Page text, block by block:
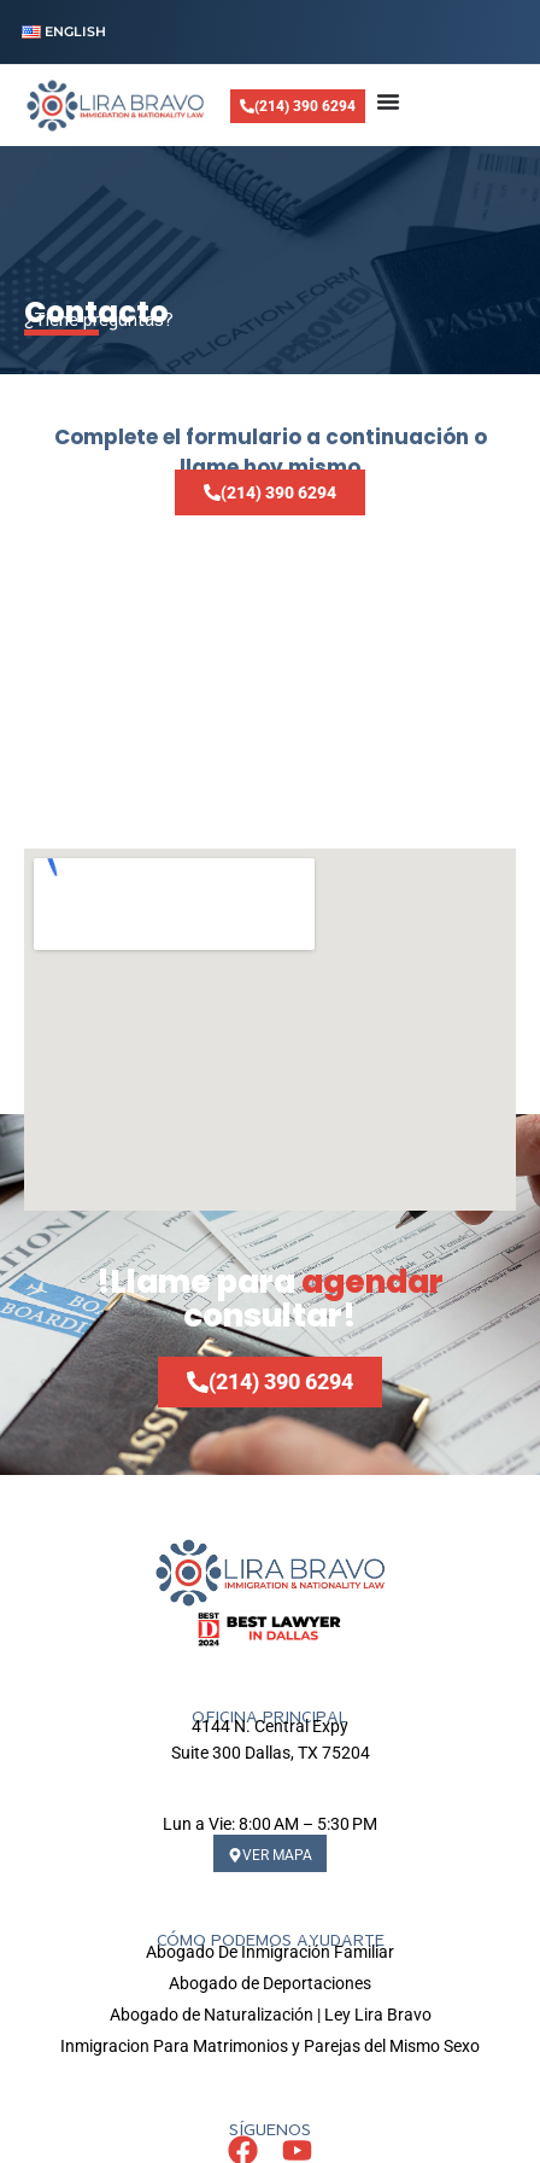
ENGLISH
(214) 390 6294
Contacto
¿Tiene preguntas?
Complete el formulario a continuación o
llame hoy mismo
(214) 390 6294
!Llame paraagendar
consultar!
(214) 390 6294
OFICINA PRINCIPAL
4144 N. Central Expy
Suite 300 Dallas, TX 75204
Lun a Vie: 8:00 AM – 5:30 PM
VER MAPA
CÓMO PODEMOS AYUDARTE
Abogado De Inmigración Familiar
Abogado de Deportaciones
Abogado de Naturalización | Ley Lira Bravo
Inmigracion Para Matrimonios y Parejas del Mismo Sexo
SÍGUENOS